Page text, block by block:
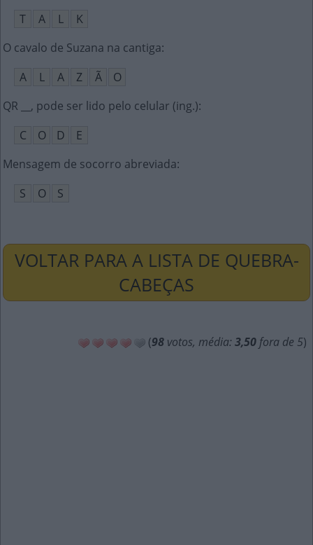
T
A L
K
O cavalo de Suzana na cantiga:
A
L A Z Ã
O
QR __, pode ser lido pelo celular (ing.):
C
O D
E
Mensagem de socorro abreviada:
S
O S
VOLTAR PARA A LISTA DE QUEBRA-
CABEÇAS
(98 votos, média: 3,50 fora de 5)